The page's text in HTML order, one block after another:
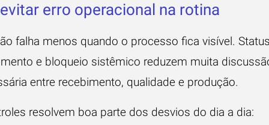
erro operacional na rotina
falha menos quando o processo fica visível.
e bloqueio sistêmico reduzem muita
entre recebimento, qualidade e produção.
resolvem boa parte dos desvios do dia a dia: